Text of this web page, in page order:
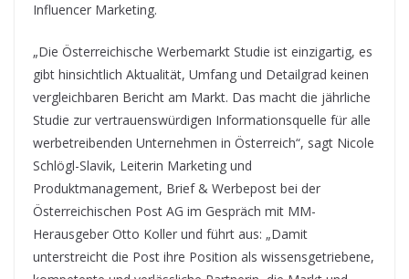
Influencer Marketing.
„Die Österreichische Werbemarkt Studie ist einzigartig, es
gibt hinsichtlich Aktualität, Umfang und Detailgrad keinen
vergleichbaren Bericht am Markt. Das macht die jährliche
Studie zur vertrauenswürdigen Informationsquelle für alle
werbetreibenden Unternehmen in Österreich“, sagt Nicole
Schlögl-Slavik, Leiterin Marketing und
Produktmanagement, Brief & Werbepost bei der
Österreichischen Post AG im Gespräch mit MM-
Herausgeber Otto Koller und führt aus: „Damit
unterstreicht die Post ihre Position als wissensgetriebene,